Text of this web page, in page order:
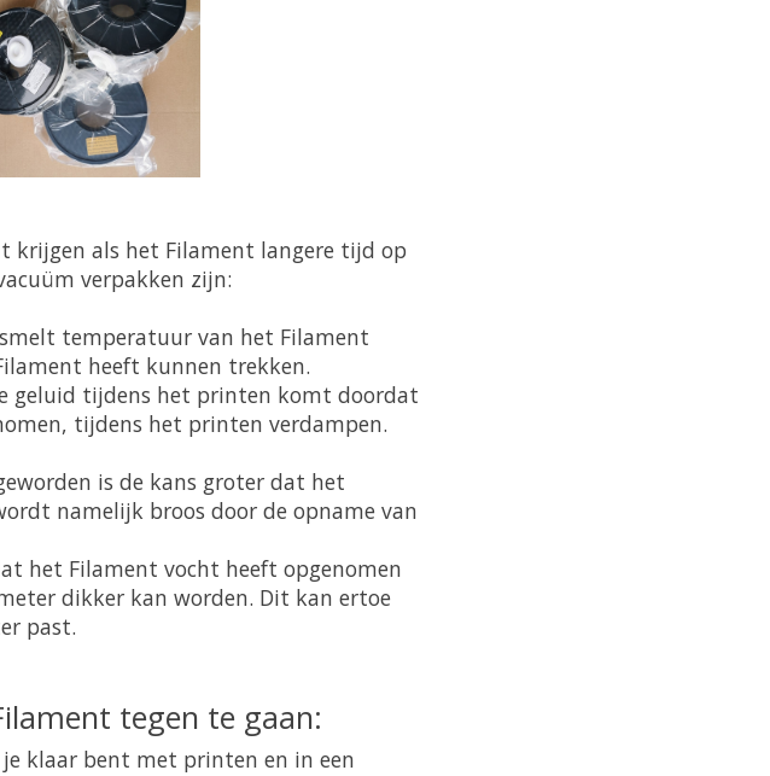
krijgen als het Filament langere tijd op
verpakken zijn:
temperatuur van het Filament
heeft kunnen trekken.
geluid tijdens het printen komt doordat
tijdens het printen verdampen.
is de kans groter dat het
namelijk broos door de opname van
het Filament vocht heeft opgenomen
dikker kan worden. Dit kan ertoe
past.
tegen te gaan:
klaar bent met printen en in een